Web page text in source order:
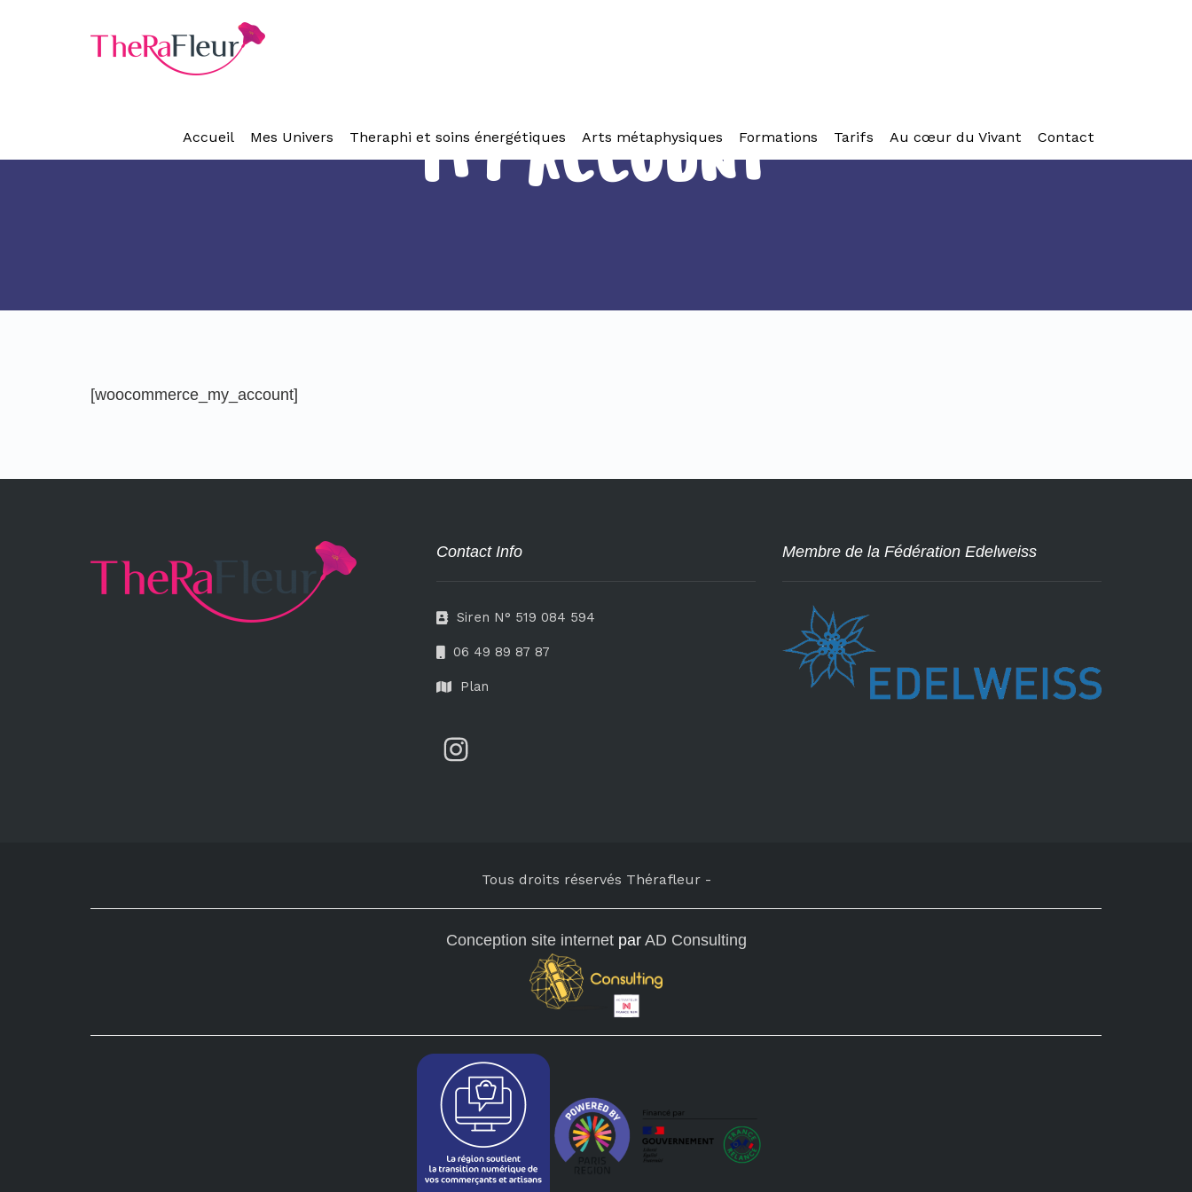
Accueil Mes Univers Theraphi et soins énergétiques Arts métaphysiques Formations Tarifs Au cœur du Vivant Contact
MY ACCOUNT
[woocommerce_my_account]
Contact Info
Siren N° 519 084 594
06 49 89 87 87
Plan
Membre de la Fédération Edelweiss
Tous droits réservés Thérafleur-
Conception site internetpar AD Consulting